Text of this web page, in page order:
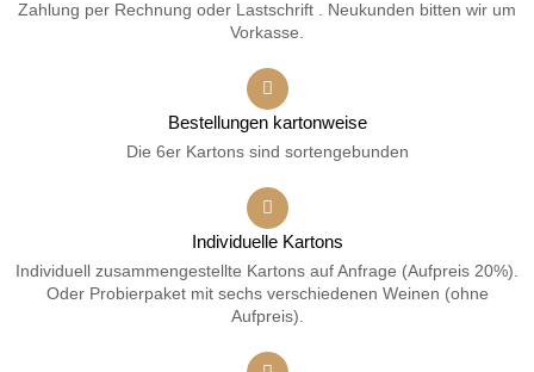
Zahlung per Rechnung oder Lastschrift . Neukunden bitten wir um
Vorkasse.
Bestellungen kartonweise
Die 6er Kartons sind sortengebunden
Individuelle Kartons
Individuell zusammengestellte Kartons auf Anfrage (Aufpreis 20%).
Oder Probierpaket mit sechs verschiedenen Weinen (ohne
Aufpreis).